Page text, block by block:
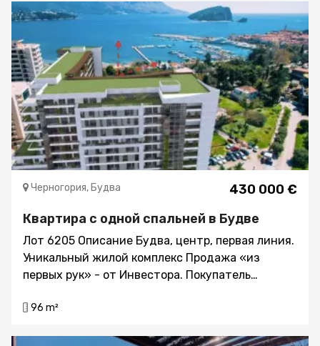
430 000 €
Черногория, Будва
Квартира с одной спальней в Будве
Лот 6205 Описание Будва, центр, первая линия.
Уникальный жилой комплекс Продажа «из
первых рук» - от Инвестора. Покупатель
налога на оборот недвижимости в размере 3%
96 m²